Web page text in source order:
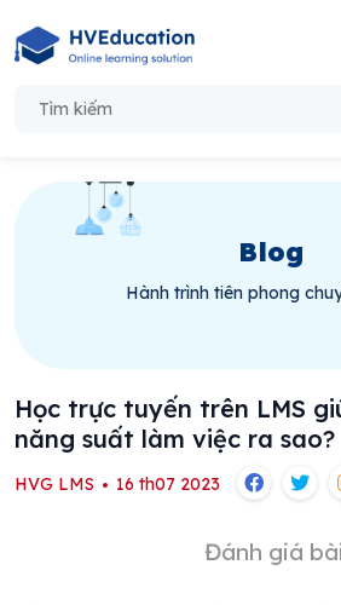
Blog
Hành trình tiên phong
Học trực tuyến trên LMS
năng suất làm việc ra sao?
HVG LMS 16 th07 2023
Đánh giá